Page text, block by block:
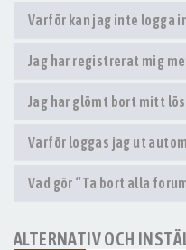
Varför kan jag inte logga
Jag har registrerat mig
Jag har glömt bort mitt
Varför loggas jag ut
Vad gör “Ta bort alla
ALTERNATIV OCH